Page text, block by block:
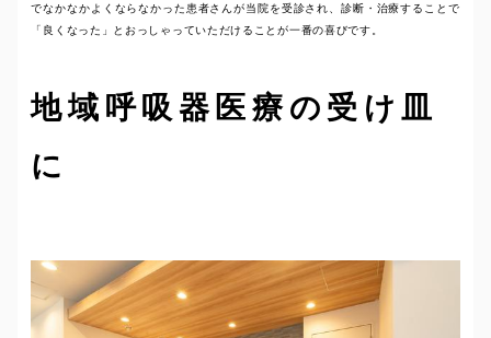
でなかなかよくならなかった患者さんが当院を受診され、診断・治療することで
「良くなった」とおっしゃっていただけることが一番の喜びです。
地域呼吸器医療の受け皿
に